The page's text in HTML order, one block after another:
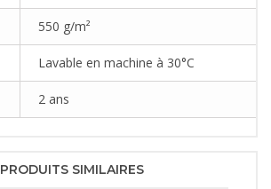
550 g/m²
Lavable en machine à 30°C
2 ans
PRODUITS SIMILAIRES